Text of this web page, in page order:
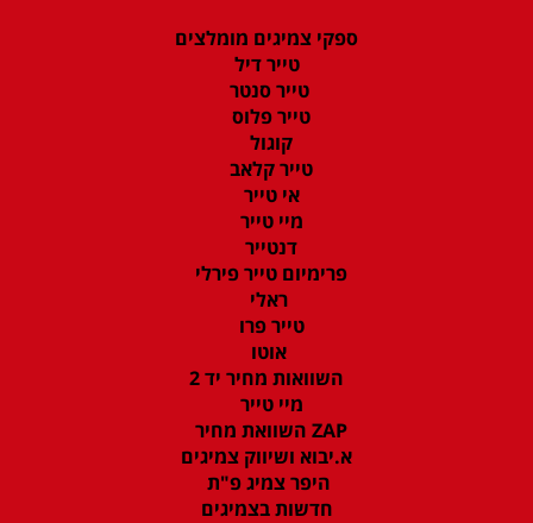
ספקי צמיגים מומלצים
טייר דיל
טייר סנטר
טייר פלוס
קוגול
טייר קלאב
אי טייר
מיי טייר
דנטייר
פרימיום טייר פירלי
ראלי
טייר פרו
אוטו
השוואות מחיר יד 2
מיי טייר
ZAP השוואת מחיר
א.יבוא ושיווק צמיגים
היפר צמיג פ"ת
חדשות בצמיגים